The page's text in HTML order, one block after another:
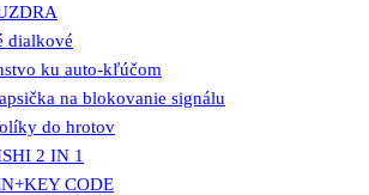
dialkové
ku auto-kľúčom
na blokovanie signálu
do hrotov
2 IN 1
CODE